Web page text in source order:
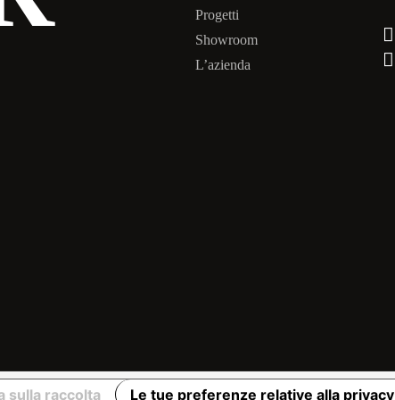
Progetti
Showroom
L’azienda
sulla raccolta Le tue preferenze relative alla privacy